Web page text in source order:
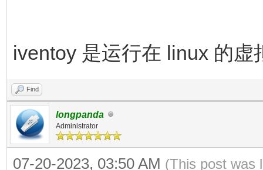
iventoy 是运行在 linux 的虚
Find
longpanda
Administrator
07-20-2023, 03:50 AM (This post was